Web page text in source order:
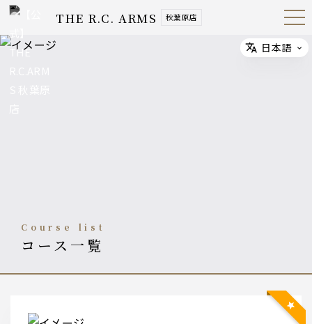
THE R.C. ARMS 秋葉原店 Open
Navig
course list
コース一覧
Select
日本語